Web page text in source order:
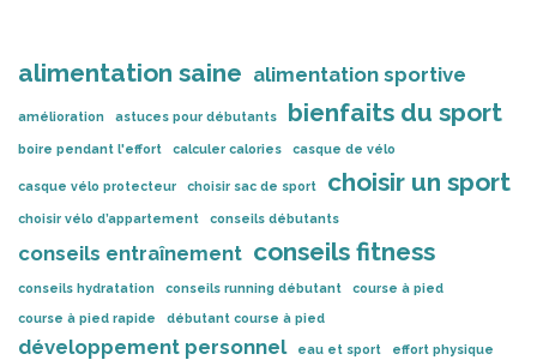
alimentation saine alimentation sportive
amélioration astuces pour débutants bienfaits du sport
boire pendant l'effort calculer calories casque de vélo
casque vélo protecteur choisir sac de sport choisir un sport
choisir vélo d’appartement conseils débutants
conseils entraînement conseils fitness
conseils hydratation conseils running débutant course à pied
course à pied rapide débutant course à pied
développement personnel eau et sport effort physique